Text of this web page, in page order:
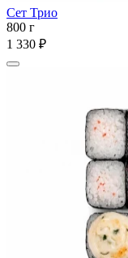
Сет Трио
800 г
1 330 ₽